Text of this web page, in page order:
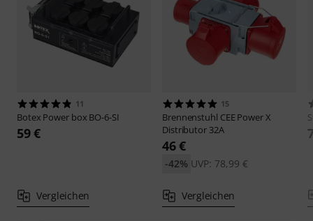
11
Botex Power box BO-6-SI
59 €
Vergleichen
15
Brennenstuhl CEE Power X
Distributor 32A
46 €
UVP: 78,99 €
-42%
Vergleichen